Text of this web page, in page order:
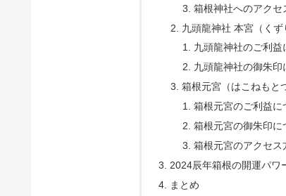
箱根神社へのアクセ
九頭龍神社 本宮（くず
九頭龍神社のご利益
九頭龍神社の御朱印
箱根元宮（はこねもと
箱根元宮のご利益に
箱根元宮の御朱印に
箱根元宮のアクセス
2024辰年箱根の開運パワ
まとめ